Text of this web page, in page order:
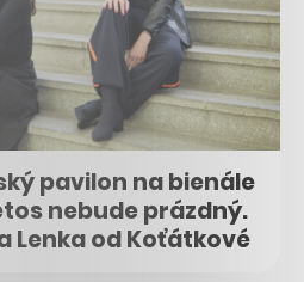
pavilon na bienále
nebude prázdný.
Lenka od Koťátkové